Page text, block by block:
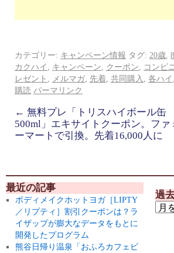
カテゴリー: キャンペーン情報 タグ: 20歳
カクハイ
キャンペーン クーポン コンビニ
レゼント
メルマガ 先着 共同購入 各ハイ
購読 パーマリンク
← 無料プレ「トリスハイボール缶
500ml」エキサイトクーポン。ファ
ーマートで引換。先着16,000人に
最近の記事
ボディメイクホットヨガ［LIPTY
／リプティ］割引クーポンは？ラ
イザップが膨大なデータをもとに
開発したプログラム
熊谷日帰り温泉「おふろカフェビ
過